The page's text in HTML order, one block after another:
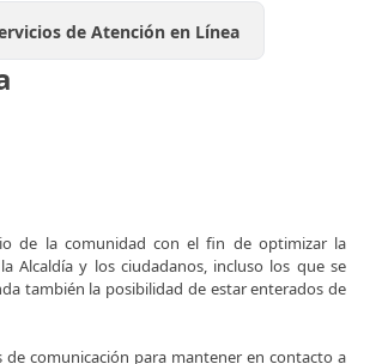
de Atención en Línea
de la comunidad con el fin de optimizar la
Alcaldía y los ciudadanos, incluso los que se
también la posibilidad de estar enterados de
comunicación para mantener en contacto a